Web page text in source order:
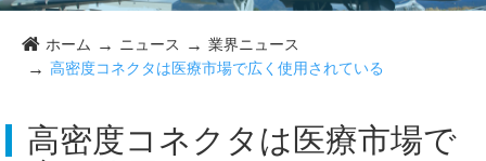
ホーム ニュース
業界ニュース
高密度コネクタは医療市場で広く使用されている
高密度コネクタは医療市場で